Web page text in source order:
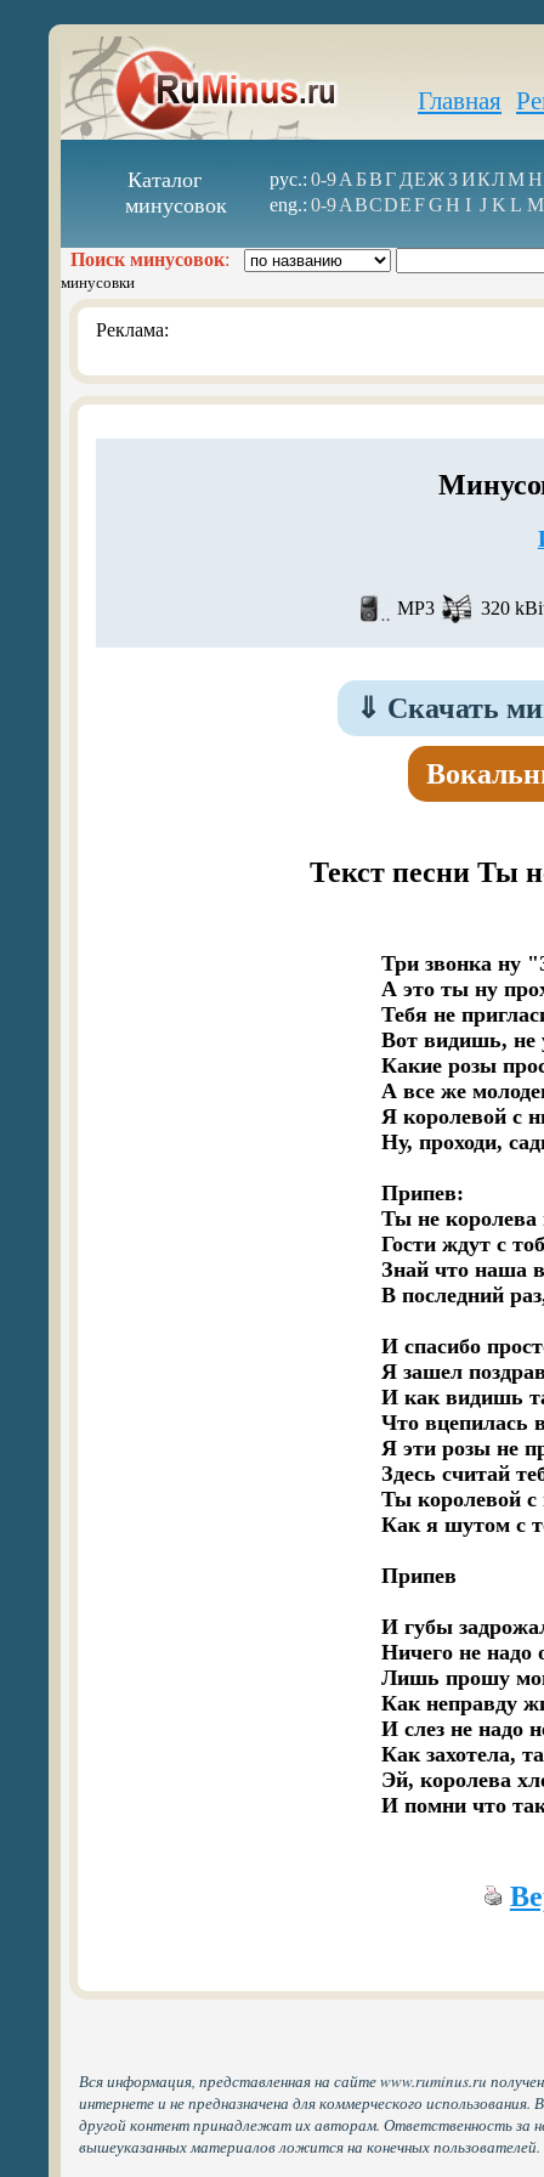
Главная
Каталог
минусовок
рус.: 0-9А БВГ ДЕЖ З ИКЛМН
eng.: 0-9ABCDEFGH I J K L M
Поиск минусовок:
минусовки
Реклама:
MP3 320
⇓ Скачать
Текст песни Ты
Три звонка ну
А это ты ну
Тебя не
Вот видишь, не
Какие розы
А все же
Я королевой с
Ну, проходи,
Припев:
Ты не
Гости ждут с
Знай что наша
В последний
И спасибо
Я зашел
И как видишь
Что вцепилась
Я эти розы не
Здесь считай
Ты королевой
Как я шутом с
Припев
И губы
Ничего не надо
Лишь прошу
Как неправду
И слез не надо
Как захотела,
Эй, королева
Вся информация, представленная на сайте www.ruminus.ru
интернете и не предназначена для коммерческого
другой контент принадлежат их авторам. Ответственность за
вышеуказанных материалов ложится на конечных пользователей.